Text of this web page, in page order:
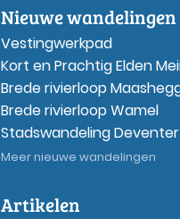
Nieuwe wandelingen
Vestingwerkpad
Kort en Prachtig Elden
Brede rivierloop
Brede rivierloop Wamel
Stadswandeling
Meer nieuwe wandelingen
Artikelen